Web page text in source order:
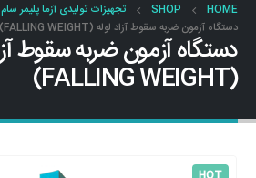
HOME
SHOP
تجهیزات تولیدی آزما پلیمر سام
دستگاه آزمون ضربه سقوط آزاد لوله (FALLING WEIGHT)
دستگاه آزمون ضربه سقوط
(FALLING WEIGHT)